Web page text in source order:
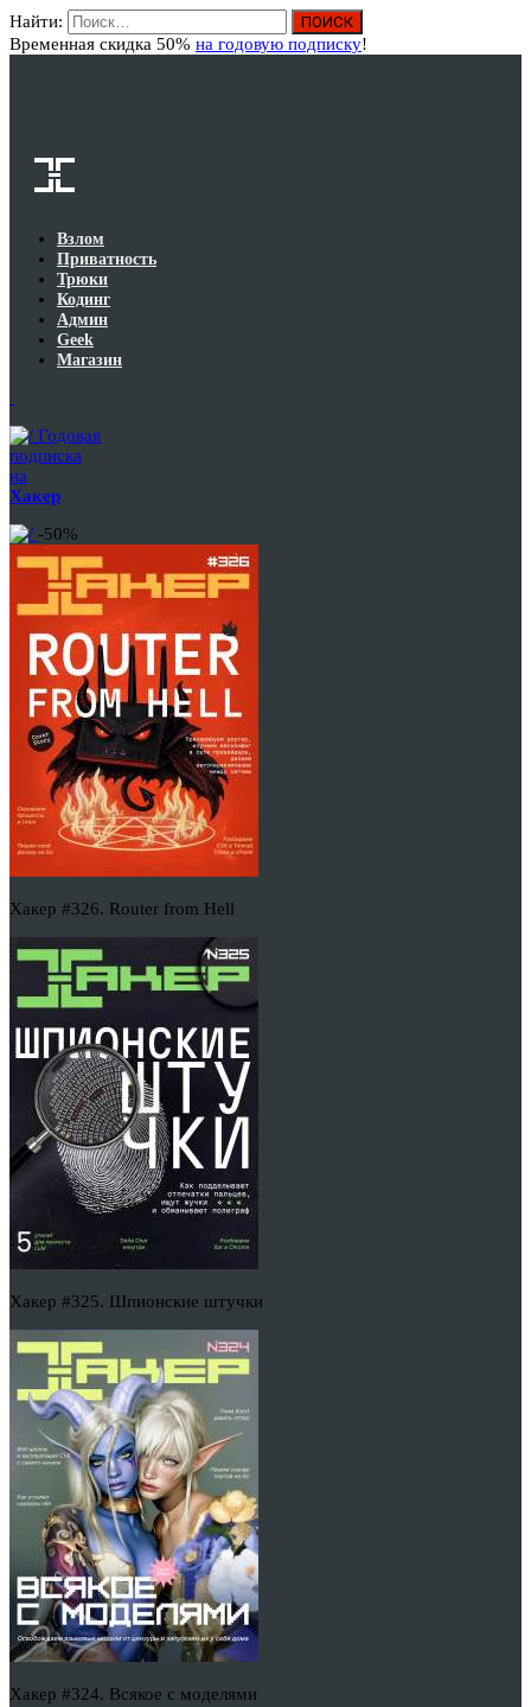
Найти:
Временная скидка 50% на годовую подписку!
Взлом
Приватность
Трюки
Кодинг
Админ
Geek
Магазин
Годовая
подписка
на
Хакер
-50%
Хакер #326. Router from Hell
Хакер #325. Шпионские штучки
Хакер #324. Всякое с моделями